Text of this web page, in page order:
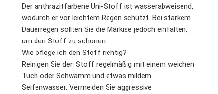
Der anthrazitfarbene Uni-Stoff ist wasserabweisend,
wodurch er vor leichtem Regen schützt. Bei starkem
Dauerregen sollten Sie die Markise jedoch einfalten,
um den Stoff zu schonen.
Wie pflege ich den Stoff richtig?
Reinigen Sie den Stoff regelmäßig mit einem weichen
Tuch oder Schwamm und etwas mildem
Seifenwasser. Vermeiden Sie aggressive